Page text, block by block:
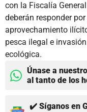
con la Fiscalía
deberán responder
aprovechamiento
pesca ilegal e
ecológica.
Únase a
al tanto de los
✔️ Síganos en